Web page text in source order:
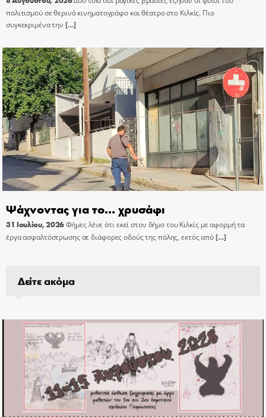
πολιτισμού σε θερινό κινηματογράφο και θέατρο στο Κιλκίς. Πιο
συγκεκριμένα την […]
Ψάχνοντας για το… χρυσάφι
31 Ιουλίου, 2026Φήμες λένε ότι εκεί στον δήμο του Κιλκίς με αφορμή τα
έργα ασφαλτόστρωσης σε διάφορες οδούς της πόλης, εκτός από[…]
Δείτε ακόμα